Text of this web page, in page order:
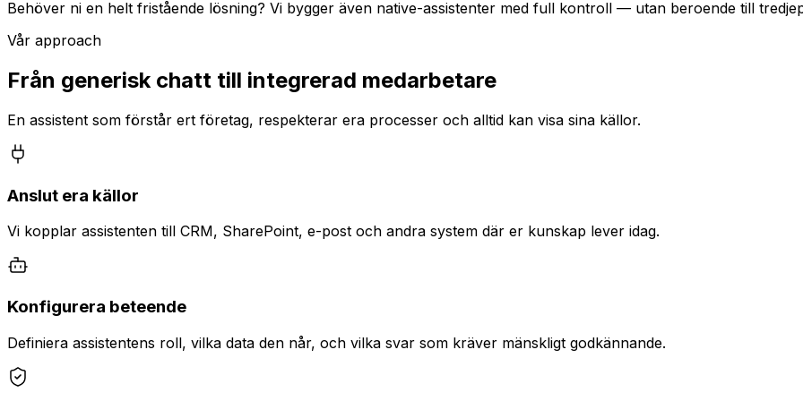
Behöver ni en helt fristående lösning? Vi bygger även native-assistenter med full kontroll — utan beroende till
Vår approach
Från generisk chatt till integrerad medarbetare
En assistent som förstår ert företag, respekterar era processer och alltid kan visa sina källor.
Anslut era källor
Vi kopplar assistenten till CRM, SharePoint, e-post och andra system där er kunskap lever idag.
Konfigurera beteende
Definiera assistentens roll, vilka data den når, och vilka svar som kräver mänskligt godkännande.